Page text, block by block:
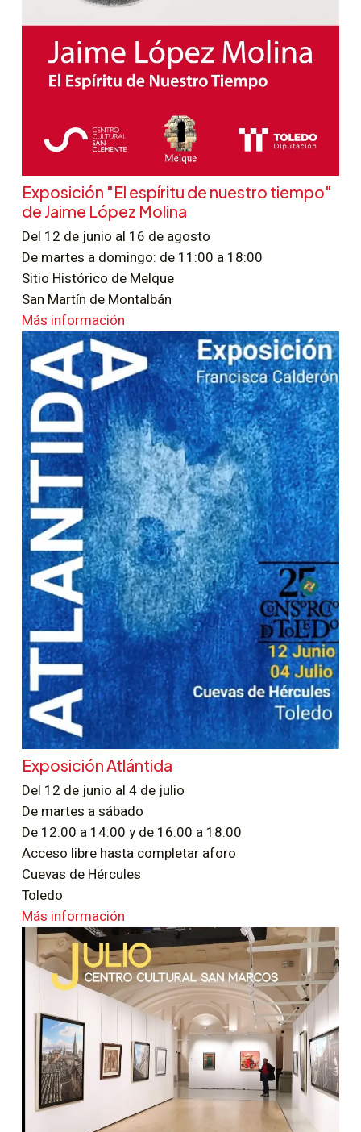
Exposición "El espíritu de nuestro tiempo"
de Jaime López Molina
Del 12 de junio al 16 de agosto
De martes a domingo: de 11:00 a 18:00
Sitio Histórico de Melque
San Martín de Montalbán
Más información
Exposición Atlántida
Del 12 de junio al 4 de julio
De martes a sábado
De 12:00 a 14:00 y de 16:00 a 18:00
Acceso libre hasta completar aforo
Cuevas de Hércules
Toledo
Más información